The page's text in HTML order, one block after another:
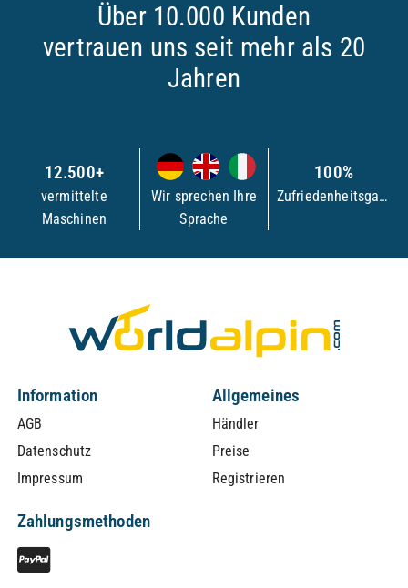
Über 10.000 Kunden
vertrauen uns seit mehr als 20
Jahren
12.500+
vermittelte
Maschinen
Wir sprechen Ihre
Sprache
100%
Zufriedenheitsgarantie
Information
AGB
Datenschutz
Impressum
Allgemeines
Händler
Preise
Registrieren
Zahlungsmethoden